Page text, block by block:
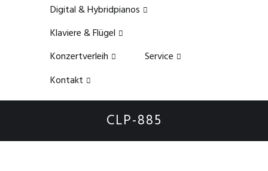
Digital & Hybridpianos
Klaviere & Flügel
Konzertverleih
Service
Kontakt
CLP-885